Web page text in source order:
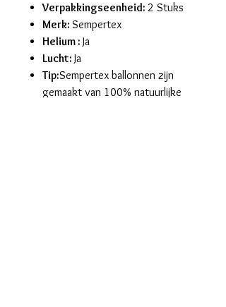
Verpakkingseenheid: 2 Stuks
Merk: Sempertex
Helium : Ja
Lucht: Ja
Tip:Sempertex ballonnen zijn
gemaakt van 100% natuurlijke